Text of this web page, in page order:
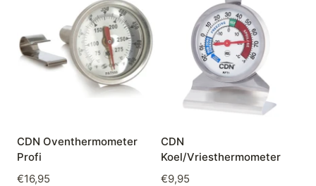
CDN Oventhermometer
Profi
€16,95
CDN
Koel/Vriesthermometer
€9,95